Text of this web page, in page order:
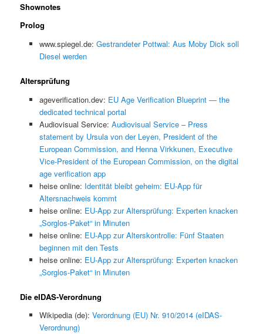
Shownotes
Prolog
www.spiegel.de: Gestrandeter Pottwal: Aus Moby Dick soll
Diesel werden
Altersprüfung
ageverification.dev: EU Age Verification Blueprint — the
dedicated technical portal
Audiovisual Service: Audiovisual Service – Press
statement by Ursula von der Leyen, President of the
European Commission, and Henna Virkkunen, Executive
Vice-President of the European Commission, on the digital
age verification app
heise online: Identität bleibt geheim: EU-App für
Altersnachweis kommt
heise online: EU-App zur Altersprüfung: Experten knacken
„Sorglos-Paket“ in Minuten
heise online: EU-App zur Alterskontrolle: Fünf Staaten
beginnen mit den Tests
heise online: EU-App zur Altersprüfung: Experten knacken
„Sorglos-Paket“ in Minuten
Die eIDAS-Verordnung
Wikipedia (de): Verordnung (EU) Nr. 910/2014 (eIDAS-
Verordnung)